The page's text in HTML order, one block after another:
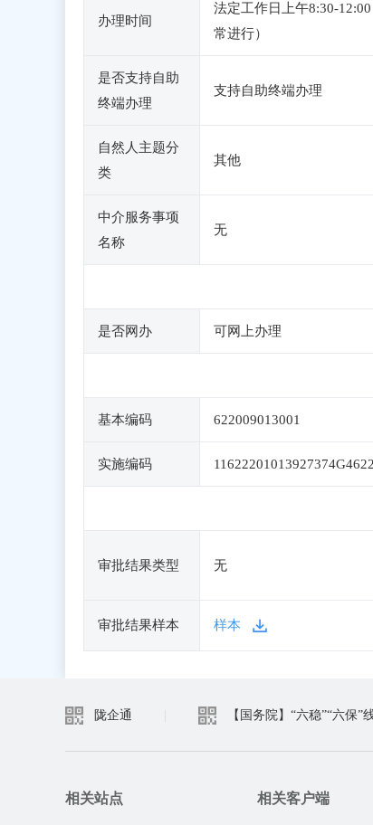
办理时间
法定工作日上午8:30-
常进行）
是否支持自助
终端办理
支持自助终端办理
自然人主题分
类
其他
中介服务事项
名称
无
是否网办 可网上办理
基本编码 622009013001
实施编码
审批结果类型 无
审批结果样本 样本
陇企通 【国务院】“六稳”“六保”
相关站点 相关客户端